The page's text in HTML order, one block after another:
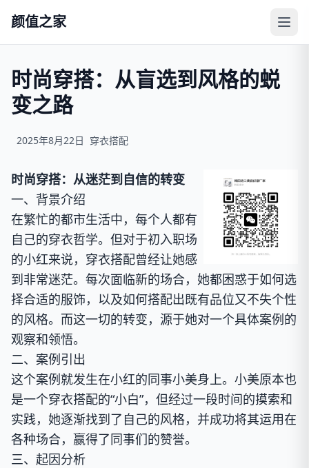
颜值之家
时尚穿搭：从盲选到风格的蜕
变之路
2025年8月22日 穿衣搭配
时尚穿搭：从迷茫到自信的转变
一、背景介绍
在繁忙的都市生活中，每个人都有
自己的穿衣哲学。但对于初入职场
的小红来说，穿衣搭配曾经让她感
到非常迷茫。每次面临新的场合，她都困惑于如何选
择合适的服饰，以及如何搭配出既有品位又不失个性
的风格。而这一切的转变，源于她对一个具体案例的
观察和领悟。
二、案例引出
这个案例就发生在小红的同事小美身上。小美原本也
是一个穿衣搭配的“小白”，但经过一段时间的摸索和
实践，她逐渐找到了自己的风格，并成功将其运用在
各种场合，赢得了同事们的赞誉。
三、起因分析